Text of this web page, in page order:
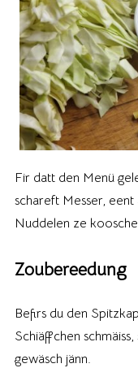
Fir datt den Menü
schareft Messer,
Nuddelen ze
Zoubereedung
Befirs du den
Schiäffchen
gewäsch jänn.